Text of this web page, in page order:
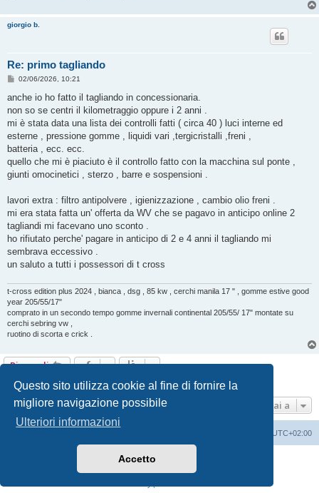
Questo sito utilizza cookie al fine di fornire la
migliore navigazione possibile
Ulteriori informazioni
Accetto
giorgio b.
Re: primo tagliando
M
s
a
g
i
o
02/06/2026, 10:21
anche io ho fatto il tagliando in concessionaria.
non so se centri il kilometraggio oppure i 2 anni .
mi è stata data una lista dei controlli fatti ( circa 40 ) luci interne ed
esterne , pressione gomme , liquidi vari ,tergicristalli ,freni ,
batteria , ecc. ecc.
quello che mi è piaciuto è il controllo fatto con la macchina sul ponte ,
giunti omocinetici , sterzo , barre e sospensioni .
lavori extra : filtro antipolvere , igienizzazione , cambio olio freni .
mi era stata fatta un' offerta da WV che se pagavo in anticipo online 2
tagliandi mi facevano uno sconto .
ho rifiutato perche' pagare in anticipo di 2 e 4 anni il tagliando mi
sembrava eccessivo .
un saluto a tutti i possessori di t cross
t-cross edition plus 2024 , bianca , dsg , 85 kw , cerchi manila 17 " , gomme estive good
year 205/55/17"
comprato in un secondo tempo gomme invernali continental 205/55/ 17" montate su
cerchi sebring vw ,
ruotino di scorta e crick .
Rispondi
4 messaggi • Pagina1 di1
Vai a
UTC+02:00
phpBB® Forum Software © phpBB Limited
phpBB-Italia.it